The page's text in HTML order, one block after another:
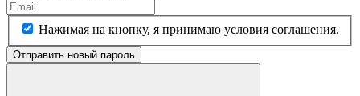
Нажимая на кнопку, я принимаю условия соглашения.
Отправить новый пароль